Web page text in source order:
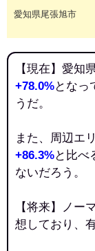
愛知県尾張旭市
【現在】愛知
+78.0%となっ
うだ。
また、周辺エ
+86.3%と比べ
ないだろう。
【将来】ノー
想しており、